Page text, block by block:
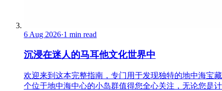
6 Aug 2026·1 min read
沉浸在迷人的马耳他文化世界中
欢迎来到这本完整指南，专门用于发现独特的地中海宝
个位于地中海中心的小岛群值得您全心关注，无论您是